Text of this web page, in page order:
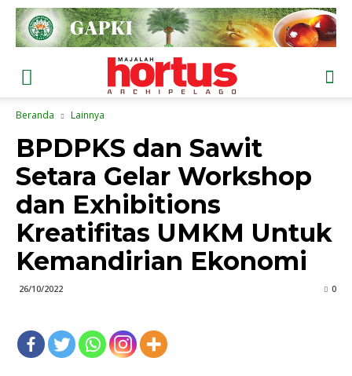
Beranda Lainnya
BPDPKS dan Sawit
Setara Gelar Workshop
dan Exhibitions
Kreatifitas UMKM Untuk
Kemandirian Ekonomi
26/10/2022 0